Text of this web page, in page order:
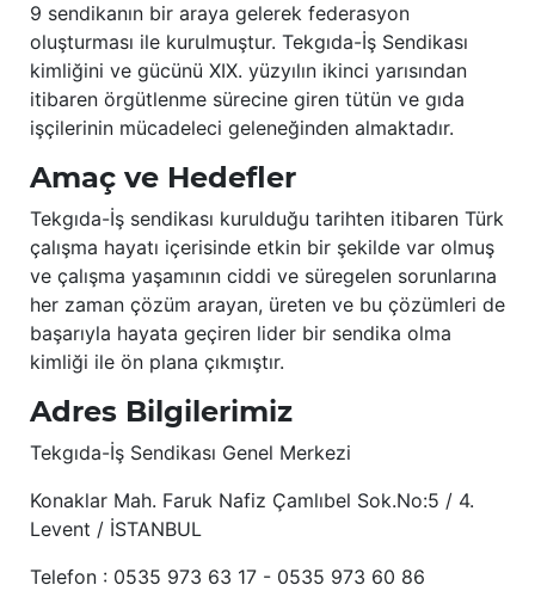
9 sendikanın bir araya gelerek federasyon
oluşturması ile kurulmuştur. Tekgıda-İş Sendikası
kimliğini ve gücünü XIX. yüzyılın ikinci yarısından
itibaren örgütlenme sürecine giren tütün ve gıda
işçilerinin mücadeleci geleneğinden almaktadır.
Amaç ve Hedefler
Tekgıda-İş sendikası kurulduğu tarihten itibaren Türk
çalışma hayatı içerisinde etkin bir şekilde var olmuş
ve çalışma yaşamının ciddi ve süregelen sorunlarına
her zaman çözüm arayan, üreten ve bu çözümleri de
başarıyla hayata geçiren lider bir sendika olma
kimliği ile ön plana çıkmıştır.
Adres Bilgilerimiz
Tekgıda-İş Sendikası Genel Merkezi
Konaklar Mah. Faruk Nafiz Çamlıbel Sok.No:5 / 4.
Levent / İSTANBUL
Telefon : 0535 973 63 17 - 0535 973 60 86